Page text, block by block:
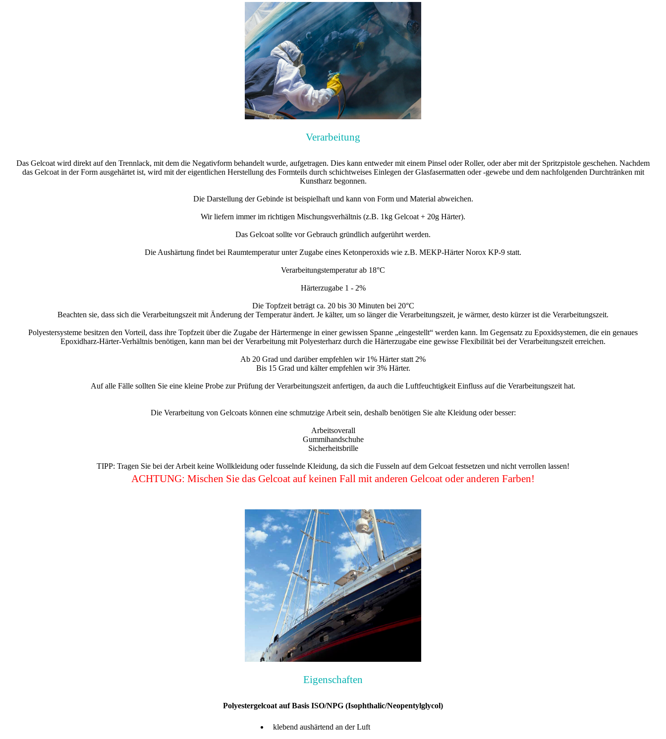
Verarbeitung
Das Gelcoat wird direkt auf den Trennlack, mit dem die Negativform behandelt wurde, aufgetragen. Dies kann entweder mit einem Pinsel oder Roller, oder aber mit der Spritzpistole geschehen. Nachdem
das Gelcoat in der Form ausgehärtet ist, wird mit der eigentlichen Herstellung des Formteils durch schichtweises Einlegen der Glasfasermatten oder -gewebe und dem nachfolgenden Durchtränken mit
Kunstharz begonnen.
Die Darstellung der Gebinde ist beispielhaft und kann von Form und Material abweichen.
Wir liefern immer im richtigen Mischungsverhältnis (z.B. 1kg Gelcoat + 20g Härter).
Das Gelcoat sollte vor Gebrauch gründlich aufgerührt werden.
Die Aushärtung findet bei Raumtemperatur unter Zugabe eines Ketonperoxids wie z.B. MEKP-Härter Norox KP-9 statt.
Verarbeitungstemperatur ab 18°C
Härterzugabe 1 - 2%
Die Topfzeit beträgt ca. 20 bis 30 Minuten bei 20°C
Beachten sie, dass sich die Verarbeitungszeit mit Änderung der Temperatur ändert. Je kälter, um so länger die Verarbeitungszeit, je wärmer, desto kürzer ist die Verarbeitungszeit.
Polyestersysteme besitzen den Vorteil, dass ihre Topfzeit über die Zugabe der Härtermenge in einer gewissen Spanne „eingestellt“ werden kann. Im Gegensatz zu Epoxidsystemen, die ein genaues
Epoxidharz-Härter-Verhältnis benötigen, kann man bei der Verarbeitung mit Polyesterharz durch die Härterzugabe eine gewisse Flexibilität bei der Verarbeitungszeit erreichen.
Ab 20 Grad und darüber empfehlen wir 1% Härter statt 2%
Bis 15 Grad und kälter empfehlen wir 3% Härter.
Auf alle Fälle sollten Sie eine kleine Probe zur Prüfung der Verarbeitungszeit anfertigen, da auch die Luftfeuchtigkeit Einfluss auf die Verarbeitungszeit hat.
Die Verarbeitung von Gelcoats können eine schmutzige Arbeit sein, deshalb benötigen Sie alte Kleidung oder besser:
Arbeitsoverall
Gummihandschuhe
Sicherheitsbrille
TIPP: Tragen Sie bei der Arbeit keine Wollkleidung oder fusselnde Kleidung, da sich die Fusseln auf dem Gelcoat festsetzen und nicht verrollen lassen!
ACHTUNG: Mischen Sie das Gelcoat auf keinen Fall mit anderen Gelcoat oder anderen Farben!
Eigenschaften
Polyestergelcoat auf Basis ISO/NPG (Isophthalic/Neopentylglycol)
klebend aushärtend an der Luft